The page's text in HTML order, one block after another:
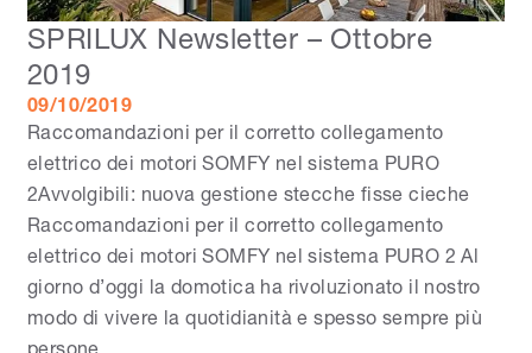
SPRILUX Newsletter – Ottobre
2019
09/10/2019
Raccomandazioni per il corretto collegamento
elettrico dei motori SOMFY nel sistema PURO
2Avvolgibili: nuova gestione stecche fisse cieche
Raccomandazioni per il corretto collegamento
elettrico dei motori SOMFY nel sistema PURO 2 Al
giorno d’oggi la domotica ha rivoluzionato il nostro
modo di vivere la quotidianità e spesso sempre più